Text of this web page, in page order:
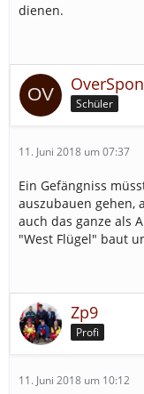
dienen.
Schüler
11. Juni 2018 um 07:37
Ein Gefängniss
auszubauen gehen,
auch das ganze als
"West Flügel" baut
Zp9
Profi
11. Juni 2018 um 10:12